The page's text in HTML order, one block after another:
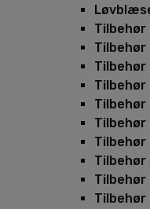
Tilbehør
Tilbehør
Tilbehør
Tilbehør